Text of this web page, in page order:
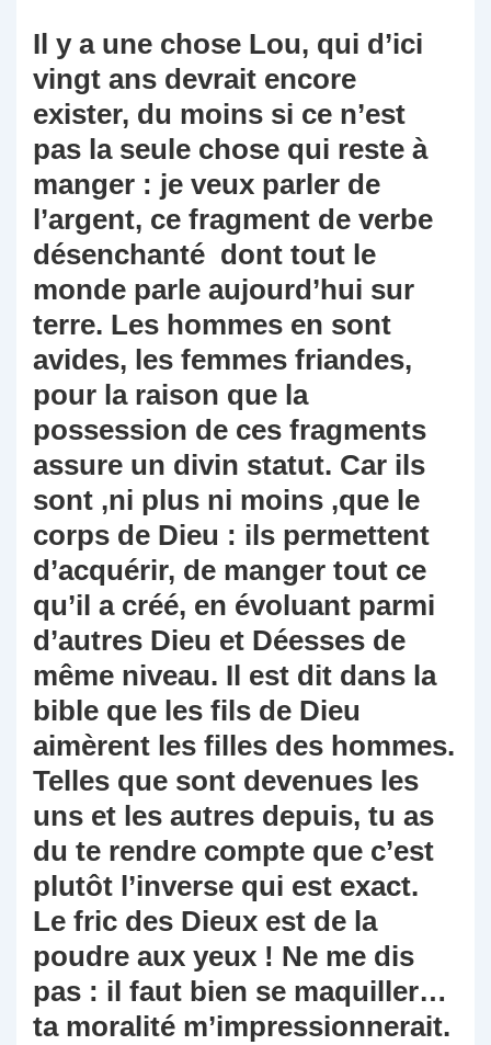
Il y a une chose Lou, qui d’ici
vingt ans devrait encore
exister, du moins si ce n’est
pas la seule chose qui reste à
manger : je veux parler de
l’argent, ce fragment de verbe
désenchanté dont tout le
monde parle aujourd’hui sur
terre. Les hommes en sont
avides, les femmes friandes,
pour la raison que la
possession de ces fragments
assure un divin statut. Car ils
sont ,ni plus ni moins ,que le
corps de Dieu : ils permettent
d’acquérir, de manger tout ce
qu’il a créé, en évoluant parmi
d’autres Dieu et Déesses de
même niveau. Il est dit dans la
bible que les fils de Dieu
aimèrent les filles des hommes.
Telles que sont devenues les
uns et les autres depuis, tu as
du te rendre compte que c’est
plutôt l’inverse qui est exact.
Le fric des Dieux est de la
poudre aux yeux ! Ne me dis
pas : il faut bien se maquiller…
ta moralité m’impressionnerait.